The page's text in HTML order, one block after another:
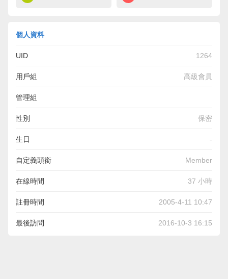
個人資料
UID 1264
用戶組 高級會員
管理組
性別 保密
生日 -
自定義頭銜 Member
在線時間 37 小時
註冊時間 2005-4-11 10:47
最後訪問 2016-10-3 16:15